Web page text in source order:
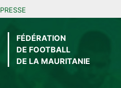
PRESSE
FÉDÉRATION
DE FOOTBALL
DE LA MAURITANIE